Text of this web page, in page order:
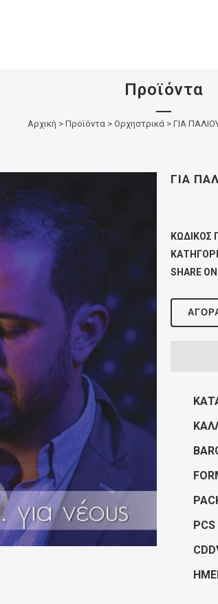
Προϊόντα
Αρχική > Προϊόντα > Ορχηστρικά > ΓΙΑ
ΓΙΑ
ΚΩΔΙΚΌΣ
SHARE
PCS